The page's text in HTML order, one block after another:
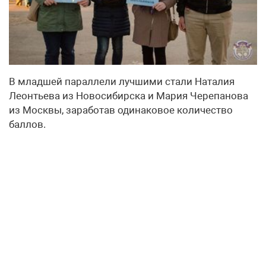
В младшей параллели лучшими стали Наталия
Леонтьева из Новосибирска и Мария Черепанова
из Москвы, заработав одинаковое количество
баллов.